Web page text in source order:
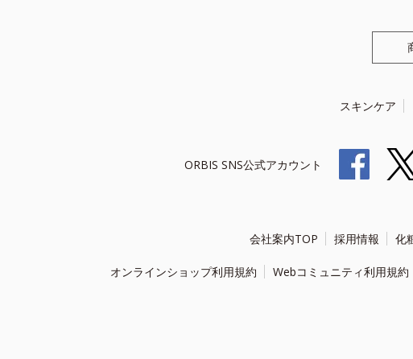
スキンケア
ORBIS SNS公式アカウント
会社案内TOP 採用情報 化
オンラインショップ利用規約 Webコミュニティ利用規約